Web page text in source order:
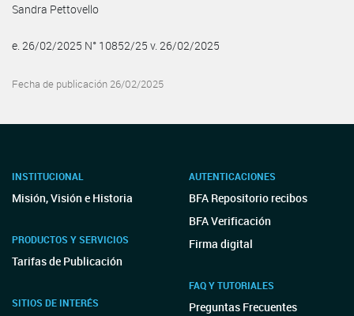
Sandra Pettovello
e. 26/02/2025 N° 10852/25 v. 26/02/2025
Fecha de publicación 26/02/2025
INSTITUCIONAL
Misión, Visión e Historia
PRODUCTOS Y SERVICIOS
Tarifas de Publicación
SITIOS DE INTERÉS
AUTENTICACIONES
BFA Repositorio recibos
BFA Verificación
Firma digital
FAQ Y TUTORIALES
Preguntas Frecuentes